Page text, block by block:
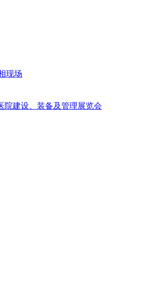
现场
院建设、装备及管理展览会